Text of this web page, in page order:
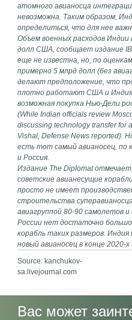
атомного авианосца
невозможна. Таким образом,
определиться, что для нее
Объем военных расходов Индии
долл США, сообщает издание
еще не известна, но, по
примерно 5 млрд долл (без
делают предположение, что
плотно работают США и
возможная покупка Нью-Дели
(While Indian officials review
discussing technology transfer for
Vishal, Defense News reported).
есть тот самый авианосец, по
и Россия.
Издание The Diplomat
советские авианесущие
просто не имеет
строительства
авиагруппой 80-90 самолетов
России нет достаточно
корабль таких размеров.
новый авианосец в конце 2020-х
Source: kanchukov-
sa.livejournal.com
Вас может